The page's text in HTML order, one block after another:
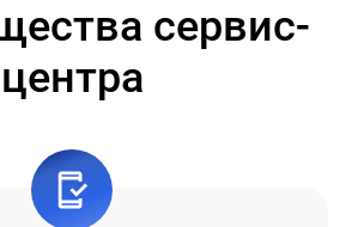
сервис-
центра